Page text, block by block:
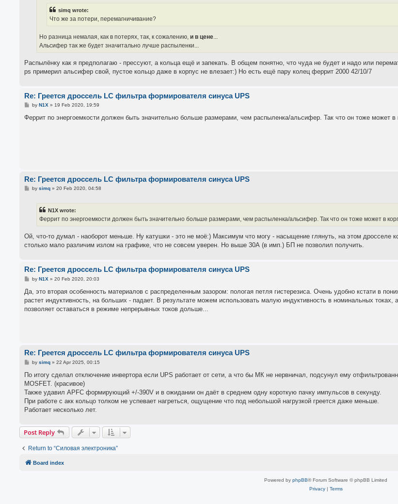
simq wrote:
Что же за потери, перемагничивание?
Но разница немалая, как в потерях, так, к сожалению, и в цене
Альсифер так же будет значитально лучше распыленки...
Распылёнку как я предполагаю - прессуют, а кольца ещё и запекать. В общем понятно, что чуда не будет и надо или
ps примерил альсифер свой, пустое кольцо даже в корпус не влезает:) Но есть ещё пару колец феррит 2000 42/10/7
Re: Греется дроссель LC фильтра формирователя синуса UPS
P
s
by N1X» 19 Feb 2020, 19:59
Феррит по энергоемкости должен быть значительно больше размерами, чем распыленка/альсифер. Так что он тоже может в
Re: Греется дроссель LC фильтра формирователя синуса UPS
Pby simq» 20 Feb 2020, 04:58
N1X wrote:
Феррит по энергоемкости должен быть значительно больше размерами, чем распыленка/альсифер. Так что он тоже может в
Ой, что-то думал - наоборот меньше. Ну катушки - это не моё:) Максимум что могу - насыщение глянуть, на этом дросселе
столько мало различим излом на графике, что не совсем уверен. Но выше 30А (в имп.) БП не позволил получить.
Re: Греется дроссель LC фильтра формирователя синуса UPS
P
s
by N1X» 20 Feb 2020, 20:03
Да, это вторая особенность материалов с распределенным зазором: пологая петля гистерезиса. Очень удобно кстати в
растет индуктивность, на больших - падает. В результате можем использовать малую индуктивность в номинальных токах,
позволяет оставаться в режиме непрерывных токов дольше...
Re: Греется дроссель LC фильтра формирователя синуса UPS
P
s
by simq» 22 Apr 2025, 00:15
По итогу сделал отключение инвертора если UPS работает от сети, а что бы МК не нервничал, подсунул ему
MOSFET. (красивое)
Также удавил APFC формирующий +/-390V и в ожидании он даёт в среднем одну короткую пачку импульсов в секунду.
При работе с акк кольцо толком не успевает нагреться, ощущение что под небольшой нагрузкой греется даже меньше.
Работает несколько лет.
Post Reply
Return to “Силовая электроника”
Board index
Powered by phpBB® Forum Software © phpBB Limited
Privacy| Terms